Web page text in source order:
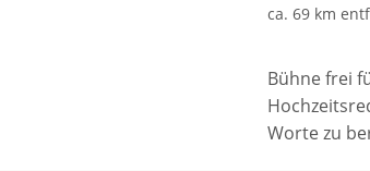
ca. 69 km
Bühne frei
Worte zu